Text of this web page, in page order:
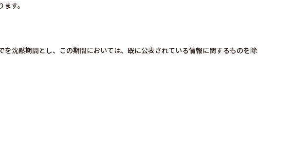
す。
沈黙期間とし、この期間においては、既に公表されている情報に関するものを除